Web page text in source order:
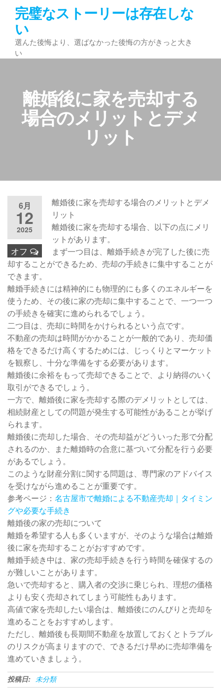
完璧なストーリーは存在しな
い
選んた後悔より、選ばなかった後悔の方がきっと大き
い
離婚後に家を売却する
場合のメリットとデメ
リット
6月
12
2025
オフ
離婚後に家を売却する場合のメリットとデメ
リット
離婚後に家を売却する場合、以下の点にメリ
ットがあります。
まず一つ目は、離婚手続きが完了した後に売
却することができるため、売却の手続きに集中することが
できます。
離婚手続きには精神的にも物理的にも多くのエネルギーを
使うため、その後に家の売却に集中することで、一つ一つ
の手続きを確実に進められるでしょう。
二つ目は、売却に時間をかけられるという点です。
不動産の売却は時間がかかることが一般的であり、売却価
格をできるだけ高くするためには、じっくりとマーケット
を観察し、十分な準備をする必要があります。
離婚後に余裕をもって売却できることで、より納得のいく
取引ができるでしょう。
一方で、離婚後に家を売却する際のデメリットとしては、
相続財産としての問題が発生する可能性があることが挙げ
られます。
離婚後に売却した場合、その売却益がどういった形で分配
されるのか、また離婚時の合意に基づいて分配を行う必要
があるでしょう。
このような財産分割に関する問題は、専門家のアドバイス
を受けながら進めることが重要です。
参考ページ： 名古屋市で離婚による不動産売却｜タイミン
グや必要な手続き
離婚後の家の売却について
離婚を希望する人も多くいますが、そのような場合は離婚
後に家を売却することがおすすめです。
離婚手続き中は、家の売却手続きを行う時間を確保するの
が難しいことがあります。
急いで売却すると、購入者の交渉に乗じられ、理想の価格
よりも安く売却されてしまう可能性もあります。
高値で家を売却したい場合は、離婚後にのんびりと売却を
進めることをおすすめします。
ただし、離婚後も長期間不動産を放置しておくとトラブル
のリスクが高まりますので、できるだけ早めに売却準備を
進めていきましょう。
投稿日: 未分類